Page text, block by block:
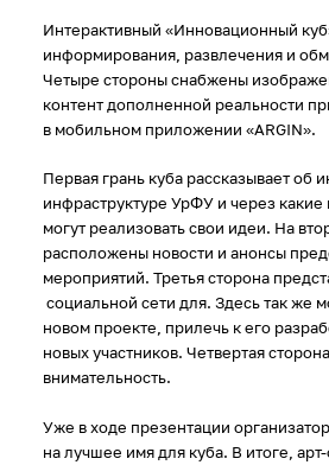
Интерактивный «Инновационный
информирования, развлечения и
Четыре стороны снабжены
контент дополненной реальности
в мобильном приложении «ARGIN».
Первая грань куба рассказывает об
инфраструктуре УрФУ и через какие
могут реализовать свои идеи. На
расположены новости и анонсы
мероприятий. Третья сторона
социальной сети для. Здесь так же
новом проекте, прилечь к его
новых участников. Четвертая
внимательность.
Уже в ходе презентации
на лучшее имя для куба. В итоге, арт-